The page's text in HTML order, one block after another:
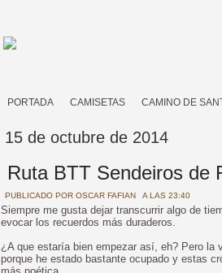
PORTADA CAMISETAS CAMINO DE
15 de octubre de 2014
Ruta BTT Sendeiros de
PUBLICADO POR OSCAR FAFIAN A LAS 23:40
Siempre me gusta dejar transcurrir algo de
evocar los recuerdos más duraderos.
¿A que estaría bien empezar así, eh? Pero la
porque he estado bastante ocupado y estas